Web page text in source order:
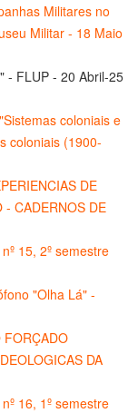
Militares no
Militar - 18 Maio
- FLUP - 20 Abril-25
coloniais e
coloniais (1900-
DE
- CADERNOS DE
15, 2º semestre
"Olha Lá" -
DA
16, 1º semestre